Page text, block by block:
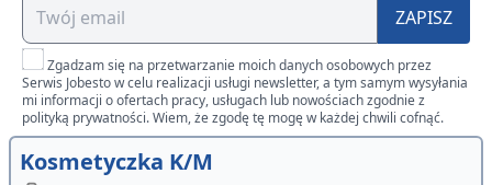
ZAPISZ
Zgadzam się na przetwarzanie moich danych osobowych przez
Serwis Jobesto w celu realizacji usługi newsletter, a tym samym wysyłania
mi informacji o ofertach pracy, usługach lub nowościach zgodnie z
polityką prywatności. Wiem, że zgodę tę mogę w każdej chwili cofnąć.
Kosmetyczka K/M